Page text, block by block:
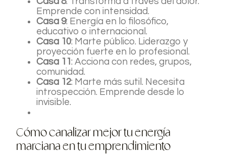
Emprende con intensidad.
Casa 9: Energía en lo filosófico,
educativo o internacional.
Casa 10: Marte público. Liderazgo y
proyección fuerte en lo profesional.
Casa 11: Acciona con redes, grupos,
comunidad.
Casa 12: Marte más sutil. Necesita
introspección. Emprende desde lo
invisible.
Cómo canalizar mejor tu energía
marciana en tu emprendimiento